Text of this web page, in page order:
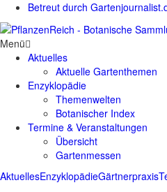
Betreut durch
AktuellesEnzyklopädieGärtnerpraxis
Menü
Aktuelles
Aktuelle Gartenthemen
Enzyklopädie
Themenwelten
Botanischer Index
Termine & Veranstaltungen
Übersicht
Gartenmessen